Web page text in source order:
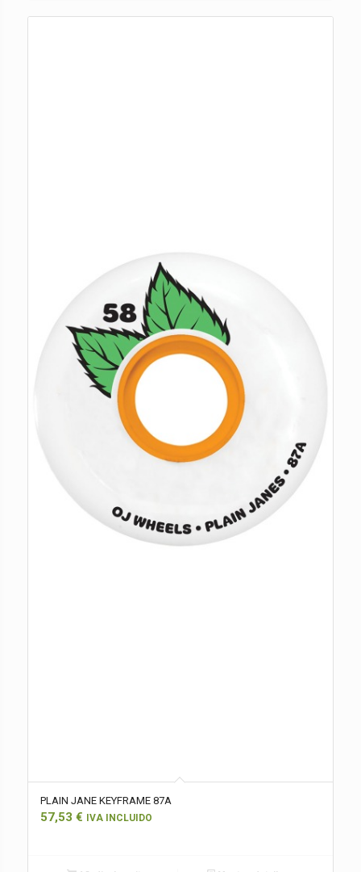
PLAIN JANE KEYFRAME 87A
57,53 € IVA INCLUIDO